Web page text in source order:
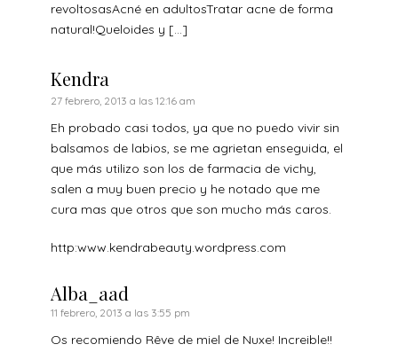
revoltosasAcné en adultosTratar acne de forma
natural!Queloides y […]
Kendra
27 febrero, 2013 a las 12:16 am
Eh probado casi todos, ya que no puedo vivir sin
balsamos de labios, se me agrietan enseguida, el
que más utilizo son los de farmacia de vichy,
salen a muy buen precio y he notado que me
cura mas que otros que son mucho más caros.
http:www.kendrabeauty.wordpress.com
Alba_aad
11 febrero, 2013 a las 3:55 pm
Os recomiendo Rêve de miel de Nuxe! Increible!!